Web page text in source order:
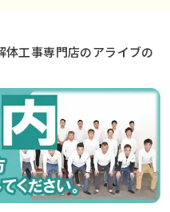
工事専門店のアライブの